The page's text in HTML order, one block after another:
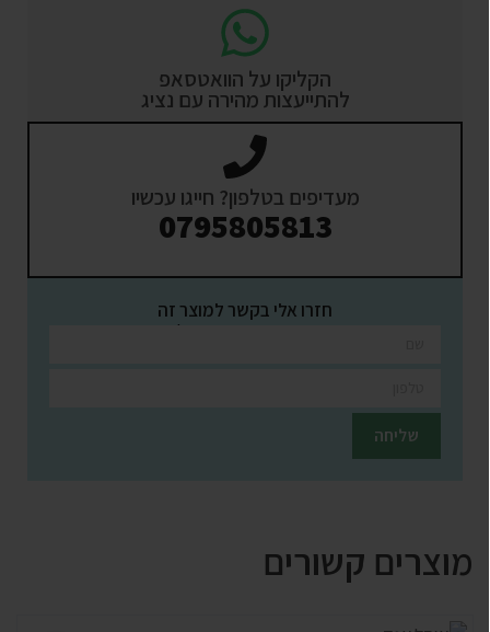
הקליקו על הוואטסאפ
להתייעצות מהירה עם נציג
מעדיפים בטלפון? חייגו עכשיו
0795805813
חזרו אלי בקשר למוצר זה
השאירו פרטים ונציגינו יחזרו אליכם בהקדם
מוצרים קשורים